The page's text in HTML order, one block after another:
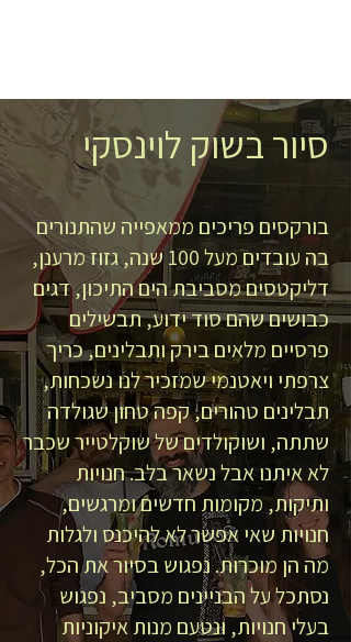
סיור בשוק לוינסקי
בורקסים פריכים ממאפייה שהתנורים
בה עובדים מעל 100 שנה, גזוז מרענן,
דליקטסים מסביבת הים התיכון, דגים
כבושים שהם סוד ידוע, תבשילים
פרסיים מלאים בירק ותבלינים, כריך
צרפתי ויאטנמי שמזכיר לנו נשכחות,
תבלינים טהורים, קפה טחון שגולדה
שתתה, ושוקולדים של שוקלטייר שכבר
לא איתנו אבל נשאר בלב. חנויות
ותיקות, מקומות חדשים ומרגשים,
חנויות שאי אפשר לא להיכנס ולגלות
מה הן מוכרות. נפגוש בסיור את הכל,
נסתכל על הבניינים מסביב, נפגוש
בעלי חנויות, ונטעם מנות איקוניות